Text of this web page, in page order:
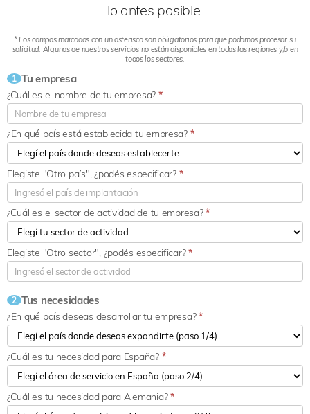
lo antes posible.
* Los campos marcados con un asterisco son obligatorios para que podamos procesar su
solicitud. Algunos de nuestros servicios no están disponibles en todas las regiones y/o en
todos los sectores.
1 Tu empresa
¿Cuál es el nombre de tu empresa? *
¿En qué país está establecida tu empresa? *
¿Cuál es el sector de actividad de tu empresa?*
Elegiste "Otro país", ¿podés especificar? *
Elegiste "Otro sector", ¿podés especificar?*
2 Tus necesidades
¿En qué país deseas desarrollar tu empresa?*
¿Cuál es tu necesidad para España? *
¿Cuál es tu necesidad para Alemania?*